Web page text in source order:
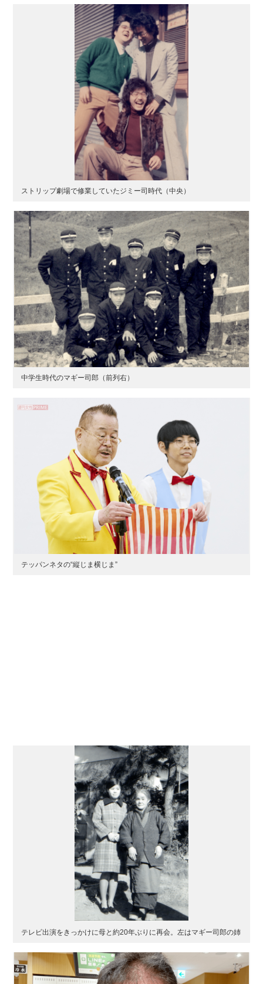
ストリップ劇場で修業していたジミー司時代（中央）
中学生時代のマギー司郎（前列右）
テッパンネタの“縦じま横じま”
テレビ出演をきっかけに母と約20年ぶりに再会。左はマギー司郎の姉